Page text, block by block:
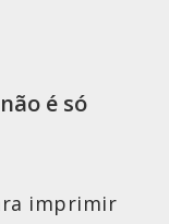
é só
imprimir